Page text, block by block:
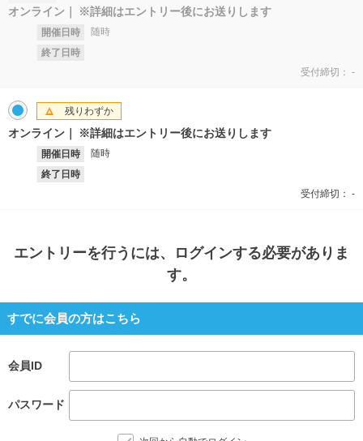
オンライン ※詳細はエントリー後にお送りします
開催日時
随時
終了日時
受付締切： -
オンライン ※詳細はエントリー後にお送りします
開催日時
随時
終了日時
残りわずか
受付締切： -
エントリーを行うには、ログインする必要がありま
す。
すでに会員の方はこちら
会員ID
パスワード